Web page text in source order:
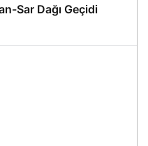
Sar Dağı Geçidi